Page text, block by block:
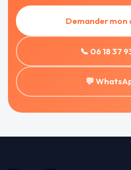
Demander mon
📞 06 18 37
💬